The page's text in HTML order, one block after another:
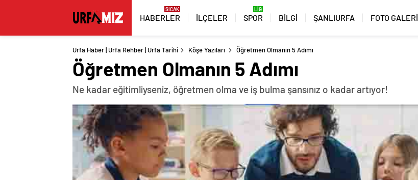
HABERLER İLÇELER SPOR BİLGİ ŞANLIURFA FOTO GALERİ
Urfa Haber | Urfa Rehber | Urfa Tarihi Köşe Yazıları Öğretmen Olmanın 5 Adımı
Öğretmen Olmanın 5 Adımı
Ne kadar eğitimliyseniz, öğretmen olma ve iş bulma şansınız o kadar artıyor!